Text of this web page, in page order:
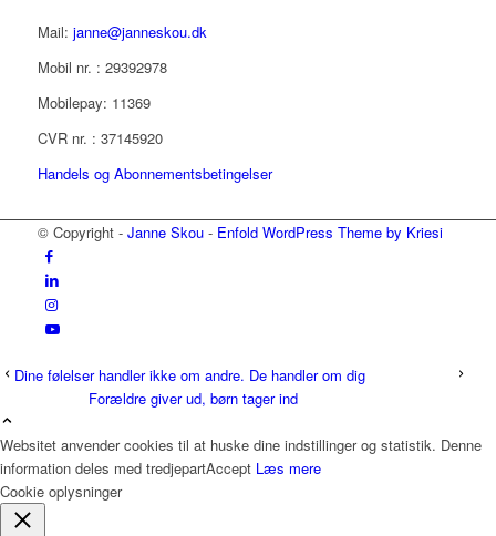
Mail: janne@janneskou.dk
Mobil nr. : 29392978
Mobilepay: 11369
CVR nr. : 37145920
Handels og Abonnementsbetingelser
© Copyright - Janne Skou- Enfold WordPress Theme by Kriesi
Dine følelser handler ikke om andre. De handler om dig
Forældre giver ud, børn tager ind
Websitet anvender cookies til at huske dine indstillinger og statistik. Denne
information deles med tredjepartAccept Læs mere
Cookie oplysninger